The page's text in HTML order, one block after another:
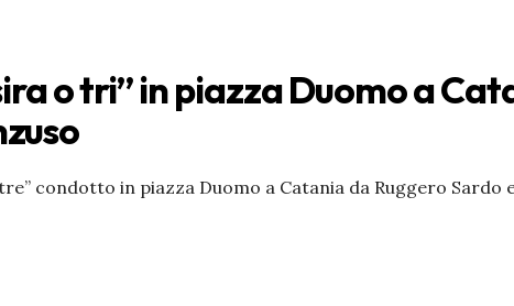
o tri” in piazza Duomo a
condotto in piazza Duomo a Catania da Ruggero Sardo